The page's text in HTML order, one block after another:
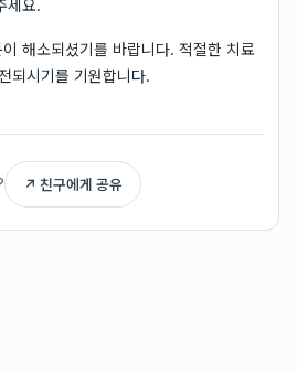
세요.
해소되셨기를 바랍니다. 적절한 치료
되시기를 기원합니다.
↗ 친구에게 공유